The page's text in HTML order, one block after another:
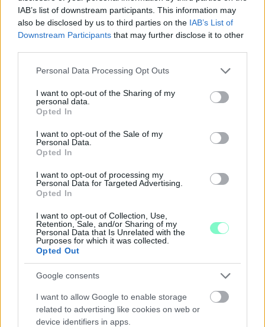
IAB’s list of downstream participants. This information may
also be disclosed by us to third parties on the IAB’s List of
Downstream Participants that may further disclose it to other
Please note that this website/app uses one or more Google
not limited to your visit or usage behaviour. You may click to
grant or deny consent to Google and its third-party tags to
use your data for below specified purposes in below Google
consent section.
Personal Data Processing Opt Outs
I want to opt-out of the Sharing of my
personal data.
Opted In
I want to opt-out of the Sale of my
Personal Data.
Opted In
I want to opt-out of processing my
Personal Data for Targeted Advertising.
Opted In
I want to opt-out of Collection, Use,
Retention, Sale, and/or Sharing of my
Personal Data that Is Unrelated with the
Purposes for which it was collected.
Opted Out
Google consents
I want to allow Google to enable storage
related to advertising like cookies on web or
device identifiers in apps.
A BAROKK ÖSSZES ÁRNYALATA ÉS MÉG EGY SOR
KIVÁLÓ PROGRAM VÁR MINDENKIT EZEN A HÉTVÉGÉN
GYŐRBEN
Majka koncert, jóga szeánsz, “borhajózás” és egy csomó minden